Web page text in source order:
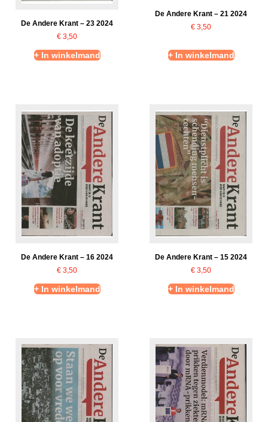
De Andere Krant – 23 2024
€ 3,50
+ In winkelmand
De Andere Krant – 21 2024
€ 3,50
+ In winkelmand
De Andere Krant – 16 2024
€ 3,50
+ In winkelmand
De Andere Krant – 15 2024
€ 3,50
+ In winkelmand